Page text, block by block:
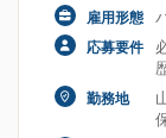
雇用形態
応募要件
勤務地